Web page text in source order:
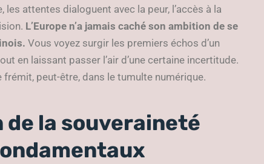
attentes dialoguent avec la peur, l’accès à la
L’Europe n’a jamais caché son ambition de se
Vous voyez surgir les premiers échos d’un
en laissant passer l’air d’une certaine incertitude.
peut-être, dans le tumulte numérique.
de la souveraineté